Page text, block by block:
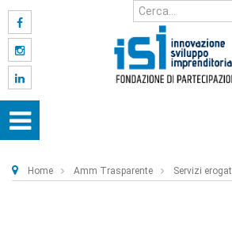
Home Amm Trasparente Servizi